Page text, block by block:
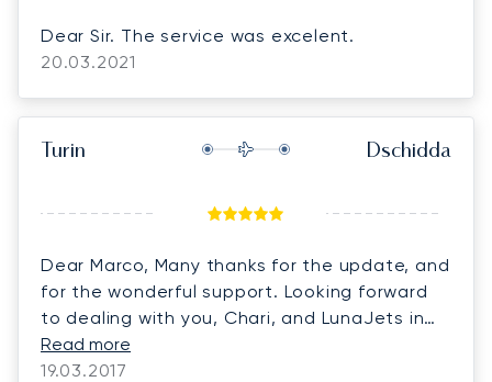
Dear Sir. The service was excelent.
20.03.2021
Turin Dschidda
Dear Marco, Many thanks for the update, and
for the wonderful support. Looking forward
to dealing with you, Chari, and LunaJets in
future. Sincere regards,
Read more
19.03.2017